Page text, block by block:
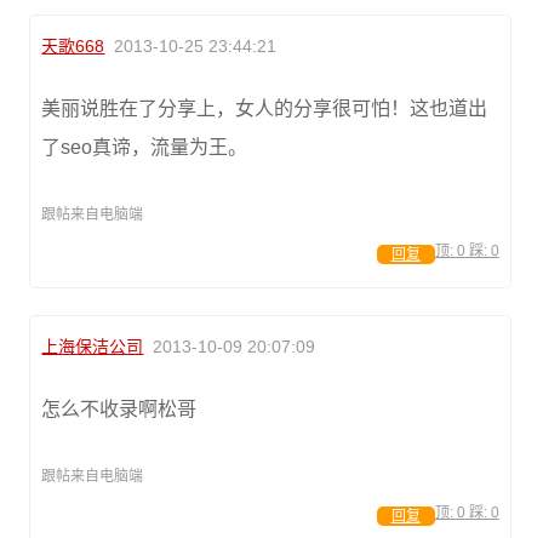
天歌668 2013-10-25 23:44:21
美丽说胜在了分享上，女人的分享很可怕！这也道出
了seo真谛，流量为王。
跟帖来自电脑端
顶: 0 踩: 0
回复
上海保洁公司 2013-10-09 20:07:09
怎么不收录啊松哥
跟帖来自电脑端
顶: 0 踩: 0
回复